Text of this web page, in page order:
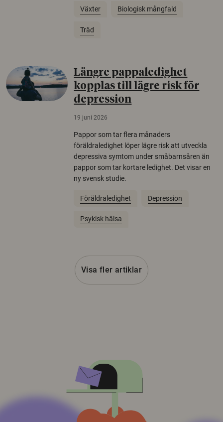
Växter Biologisk mångfald
Träd
Längre pappaledighet
kopplas till lägre risk för
depression
19 juni 2026
Pappor som tar flera månaders
föräldraledighet löper lägre risk att utveckla
depressiva symtom under småbarnsåren än
pappor som tar kortare ledighet. Det visar en
ny svensk studie.
Föräldraledighet Depression
Psykisk hälsa
Visa fler artiklar